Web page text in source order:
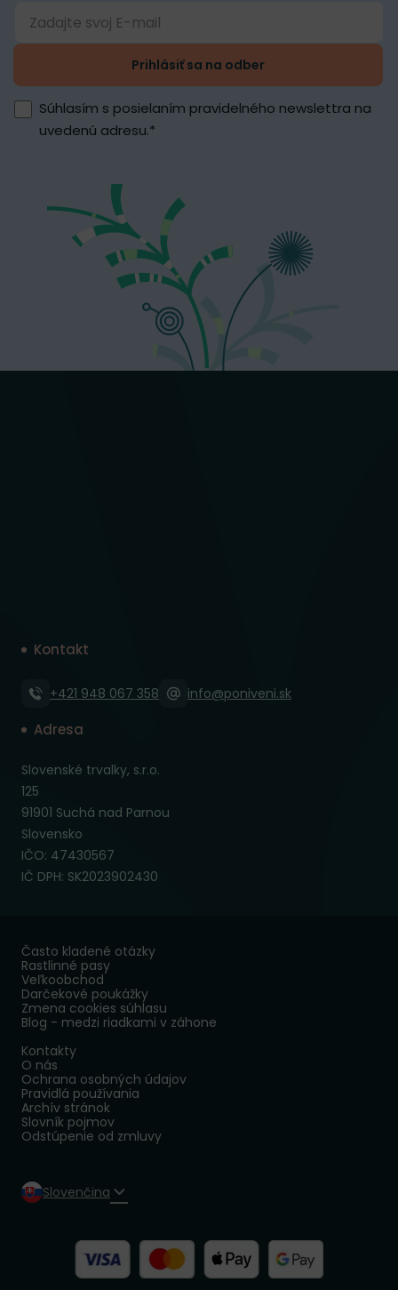
Prihlásiť sa na odber
Súhlasím s posielaním pravidelného newslettra na
uvedenú adresu.*
Kontakt
+421 948 067 358 info@poniveni.sk
Adresa
Slovenské trvalky, s.r.o.
125
91901 Suchá nad Parnou
Slovensko
IČO: 47430567
IČ DPH: SK2023902430
Často kladené otázky
Rastlinné pasy
Veľkoobchod
Darčekové poukážky
Zmena cookies súhlasu
Blog - medzi riadkami v záhone
Kontakty
O nás
Ochrana osobných údajov
Pravidlá používania
Archív stránok
Slovník pojmov
Odstúpenie od zmluvy
Slovenčina